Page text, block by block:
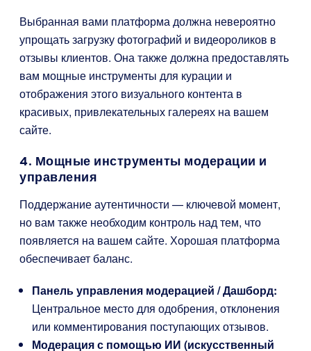
Выбранная вами платформа должна невероятно
упрощать загрузку фотографий и видеороликов в
отзывы клиентов. Она также должна предоставлять
вам мощные инструменты для курации и
отображения этого визуального контента в
красивых, привлекательных галереях на вашем
сайте.
4. Мощные инструменты модерации и
управления
Поддержание аутентичности — ключевой момент,
но вам также необходим контроль над тем, что
появляется на вашем сайте. Хорошая платформа
обеспечивает баланс.
Панель управления модерацией / Дашборд:
Центральное место для одобрения, отклонения
или комментирования поступающих отзывов.
Модерация с помощью ИИ (искусственный